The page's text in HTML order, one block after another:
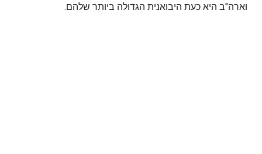
וארה"ב היא כעת היבואנית הגדולה ביותר שלהם.